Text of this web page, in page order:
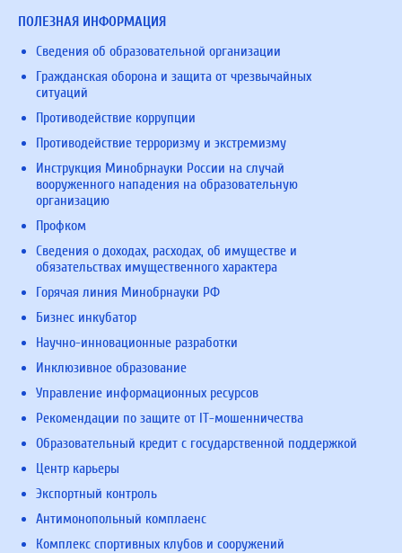
ПОЛЕЗНАЯ ИНФОРМАЦИЯ
Сведения об образовательной организации
Гражданская оборона и защита от чрезвычайных
ситуаций
Противодействие коррупции
Противодействие терроризму и экстремизму
Инструкция Минобрнауки России на случай
вооруженного нападения на образовательную
организацию
Профком
Сведения о доходах, расходах, об имуществе и
обязательствах имущественного характера
Горячая линия Минобрнауки РФ
Бизнес инкубатор
Научно-инновационные разработки
Инклюзивное образование
Управление информационных ресурсов
Рекомендации по защите от IT-мошенничества
Образовательный кредит с государственной поддержкой
Центр карьеры
Экспортный контроль
Антимонопольный комплаенс
Комплекс спортивных клубов и сооружений